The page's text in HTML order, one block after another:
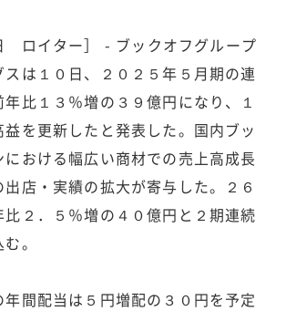
ロイター］ - ブックオフグループ
は１０日、２０２５年５月期の連
比１３％増の３９億円になり、１
益を更新したと発表した。国内ブッ
おける幅広い商材での売上高成長
出店・実績の拡大が寄与した。２６
２．５％増の４０億円と２期連続
。
年間配当は５円増配の３０円を予定